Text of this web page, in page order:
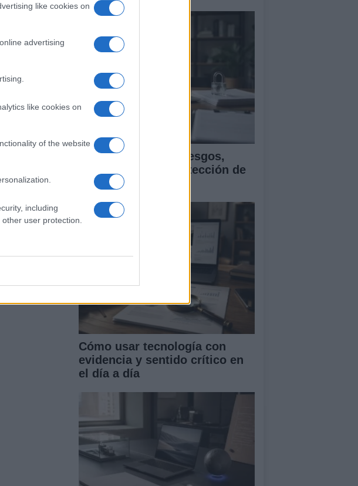
like cookies on
advertising
like cookies on
of the website
including
user protection.
SIGUIENTE
Guía para evaluar sesgos,
transparencia y protección de
datos en IA
Cómo usar tecnología con
evidencia y sentido crítico en
el día a día